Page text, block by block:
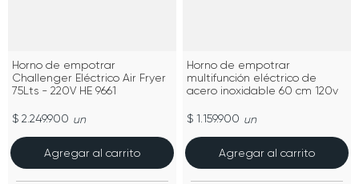
Horno de empotrar
Challenger Eléctrico Air Fryer
75Lts - 220V HE 9661
$ 2.249.900 un
Agregar al carrito
Horno de empotrar
multifunción eléctrico de
acero inoxidable 60 cm 120v
$ 1.159.900 un
Agregar al carrito